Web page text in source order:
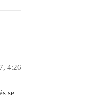
4:26
se